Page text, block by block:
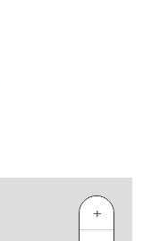
+